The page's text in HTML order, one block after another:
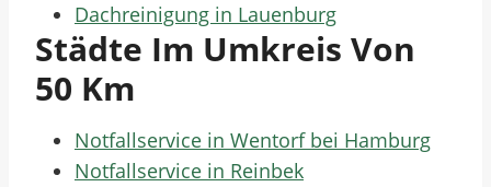
Dachreinigung in Lauenburg
Städte Im Umkreis Von
50 Km
Notfallservice in Wentorf bei Hamburg
Notfallservice in Reinbek